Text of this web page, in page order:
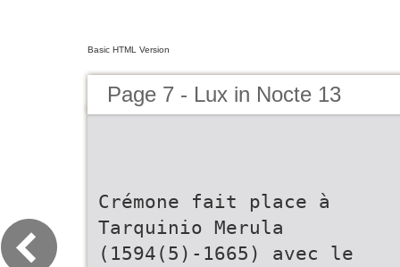
Basic HTML Version
Page 7 - Lux in Nocte 13
Crémone fait place à
Tarquinio Merula
(1594(5)-1665) avec le